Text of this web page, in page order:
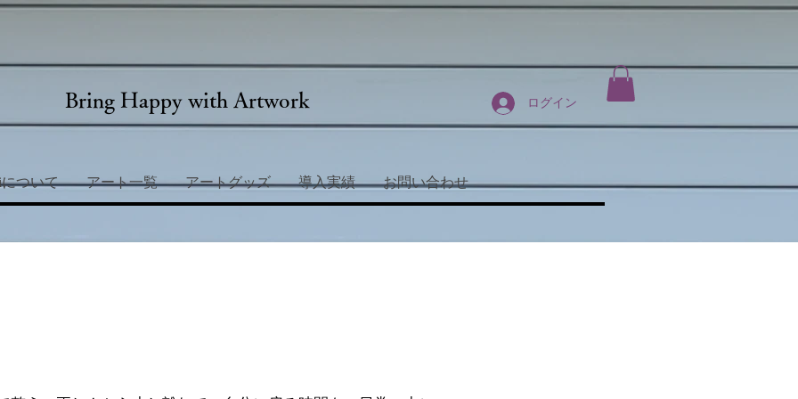
Bring Happy with Artwork ログイン
について アート一覧 アートグッズ 導入実績 お問い合わせ